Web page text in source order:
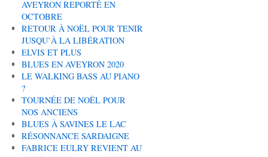
AVEYRON REPORTÉ EN
OCTOBRE
RETOUR À NOËL POUR TENIR
JUSQU’À LA LIBÉRATION
ELVIS ET PLUS
BLUES EN AVEYRON 2020
LE WALKING BASS AU PIANO
?
TOURNÉE DE NOËL POUR
NOS ANCIENS
BLUES À SAVINES LE LAC
RÉSONNANCE SARDAIGNE
FABRICE EULRY REVIENT AU